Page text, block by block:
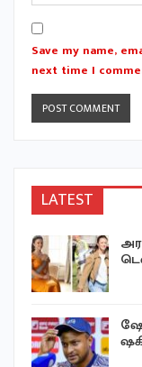
Save my name,
next time I
LATEST